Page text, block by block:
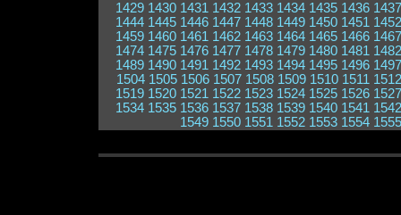
1429 1430 1431 1432 1433 1434 1435 1436 1437
1444 1445 1446 1447 1448 1449 1450 1451 1452
1459 1460 1461 1462 1463 1464 1465 1466 1467
1474 1475 1476 1477 1478 1479 1480 1481 1482
1489 1490 1491 1492 1493 1494 1495 1496 1497
1504 1505 1506 1507 1508 1509 1510 1511 1512
1519 1520 1521 1522 1523 1524 1525 1526 1527
1534 1535 1536 1537 1538 1539 1540 1541 1542
1549 1550 1551 1552 1553 1554 1555